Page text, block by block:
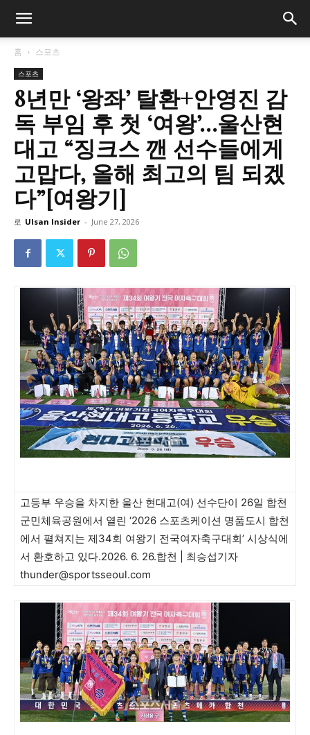
홈 스포츠
스포츠
8년만 ‘왕좌’ 탈환+안영진 감
독 부임 후 첫 ‘여왕’…울산현
대고 “징크스 깬 선수들에게
고맙다, 올해 최고의 팀 되겠
다”[여왕기]
로 Ulsan Insider - June 27, 2026
고등부 우승을 차지한 울산 현대고(여) 선수단이 26일 합천
군민체육공원에서 열린 ‘2026 스포츠케이션 명품도시 합천
에서 펼쳐지는 제34회 여왕기 전국여자축구대회’ 시상식에
서 환호하고 있다.2026. 6. 26.합천 | 최승섭기자
thunder@sportsseoul.com